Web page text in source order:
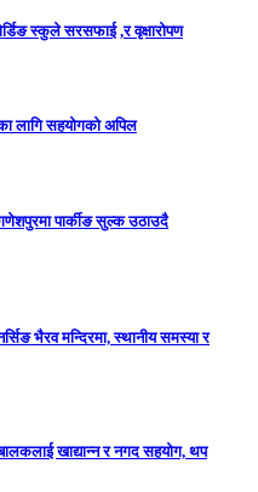
स्कुले सरसफाई ,र वृक्षारोपण
लागि सहयोगको अपिल
पार्कीङ सुल्क उठाउदै
भैरव मन्दिरमा, स्थानीय समस्या र
बालकलाई खाद्यान्न र नगद सहयोग, थप